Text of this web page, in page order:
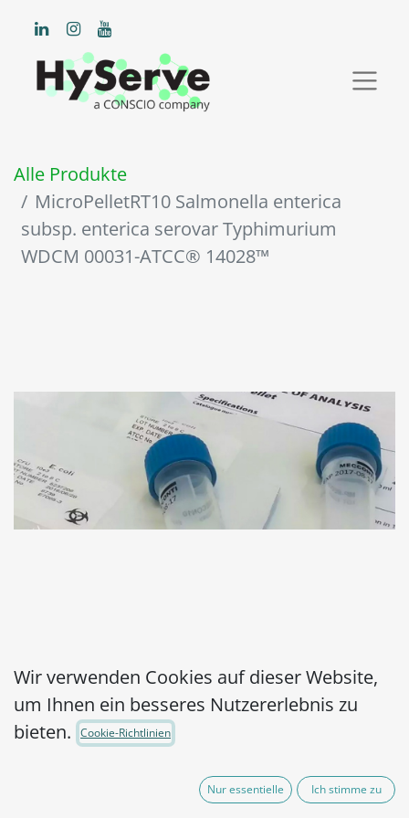
Alle Produkte
MicroPelletRT10 Salmonella enterica
subsp. enterica serovar Typhimurium
WDCM 00031-ATCC® 14028™
MicroPelletRT10
Salmonella enterica
subsp. enterica serovar
Typhimurium WDCM
Wir verwenden Cookies auf dieser Website,
um Ihnen ein besseres Nutzererlebnis zu
bieten.
Cookie-Richtlinien
Nur essentielle Ich stimme zu